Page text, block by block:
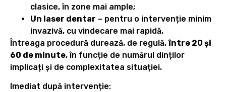
clasice, în zone mai ample;
Un laser dentar – pentru o intervenție minim
invazivă, cu vindecare mai rapidă.
Întreaga procedură durează, de regulă,între 20 și
60 de minute, în funcție de numărul dinților
implicați și de complexitatea situației.
Imediat după intervenție: